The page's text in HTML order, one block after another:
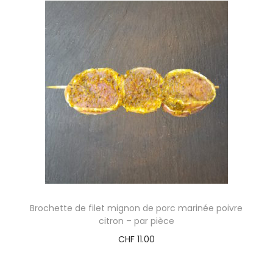
Brochette de filet mignon de porc marinée poivre
citron – par pièce
CHF11.00